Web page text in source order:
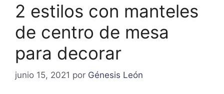
2 estilos con manteles
de centro de mesa
para decorar
junio 15, 2021 por Génesis León